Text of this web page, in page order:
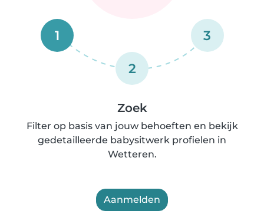
1
2
3
Zoek
Filter op basis van jouw behoeften en bekijk
gedetailleerde babysitwerk profielen in
Wetteren.
Aanmelden